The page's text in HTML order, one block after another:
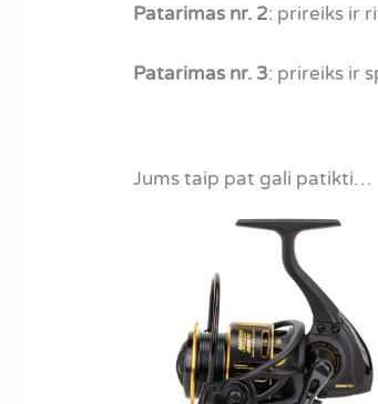
Patarimas nr. 2: prireiks ir
Patarimas nr. 3: prireiks ir
Jums taip pat gali patikti…